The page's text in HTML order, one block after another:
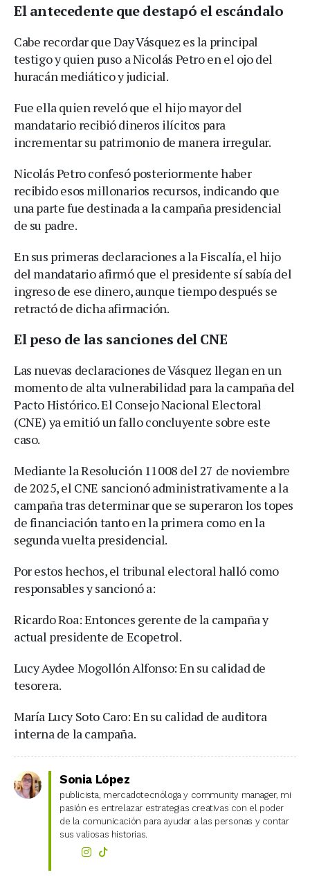
El antecedente que destapó el escándalo
Cabe recordar que Day Vásquez es la principal
testigo y quien puso a Nicolás Petro en el ojo del
huracán mediático y judicial.
Fue ella quien reveló que el hijo mayor del
mandatario recibió dineros ilícitos para
incrementar su patrimonio de manera irregular.
Nicolás Petro confesó posteriormente haber
recibido esos millonarios recursos, indicando que
una parte fue destinada a la campaña presidencial
de su padre.
En sus primeras declaraciones a la Fiscalía, el hijo
del mandatario afirmó que el presidente sí sabía del
ingreso de ese dinero, aunque tiempo después se
retractó de dicha afirmación.
El peso de las sanciones del CNE
Las nuevas declaraciones de Vásquez llegan en un
momento de alta vulnerabilidad para la campaña del
Pacto Histórico. El Consejo Nacional Electoral
(CNE) ya emitió un fallo concluyente sobre este
caso.
Mediante la Resolución 11008 del 27 de noviembre
de 2025, el CNE sancionó administrativamente a la
campaña tras determinar que se superaron los topes
de financiación tanto en la primera como en la
segunda vuelta presidencial.
Por estos hechos, el tribunal electoral halló como
responsables y sancionó a:
Ricardo Roa: Entonces gerente de la campaña y
actual presidente de Ecopetrol.
Lucy Aydee Mogollón Alfonso: En su calidad de
tesorera.
María Lucy Soto Caro: En su calidad de auditora
interna de la campaña.
Sonia López
publicista, mercadotecnóloga y community manager, mi
pasión es entrelazar estrategias creativas con el poder
de la comunicación para ayudar a las personas y contar
sus valiosas historias.